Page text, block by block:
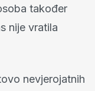
također
nije vratila
nevjerojatnih